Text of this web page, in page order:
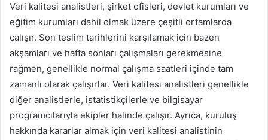
Veri kalitesi analistleri, şirket ofisleri, devlet kurumları ve
eğitim kurumları dahil olmak üzere çeşitli ortamlarda
çalışır. Son teslim tarihlerini karşılamak için bazen
akşamları ve hafta sonları çalışmaları gerekmesine
rağmen, genellikle normal çalışma saatleri içinde tam
zamanlı olarak çalışırlar. Veri kalitesi analistleri genellikle
diğer analistlerle, istatistikçilerle ve bilgisayar
programcılarıyla ekipler halinde çalışır. Ayrıca, kuruluş
hakkında kararlar almak için veri kalitesi analistinin